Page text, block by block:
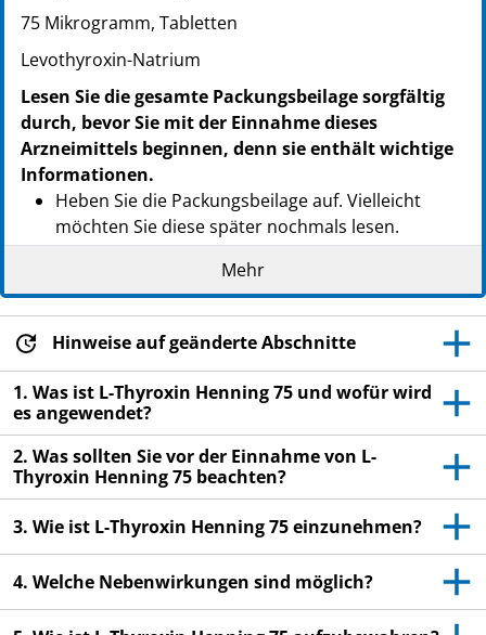
PPN: 110253274118
NTIN: 04150025327418
PZN: 00300423
PPN: 110030042331
NTIN: 04150003004232
75 Mikrogramm, Tabletten
Levothyroxin-Natrium
Lesen Sie die gesamte Packungsbeilage sorgfältig
durch, bevor Sie mit der Einnahme dieses
Arzneimittels beginnen, denn sie enthält wichtige
Informationen.
Heben Sie die Packungsbeilage auf. Vielleicht
möchten Sie diese später nochmals lesen.
Wenn Sie weitere Fragen haben, wenden Sie sich
an Ihren Arzt oder Apotheker.
verschrieben. Geben Sie es nicht an Dritte weiter.
Es kann anderen Menschen schaden, auch wenn
diese die gleichen Beschwerden haben wie Sie.
Wenn Sie Nebenwirkungen bemerken, wenden Sie
sich an Ihren Arzt oder Apotheker. Dies gilt auch
für Nebenwirkungen, die nicht in dieser
Packungsbeilage angegeben sind. Siehe Abschnitt
Mehr
Hinweise auf geänderte Abschnitte
1. Was ist L-Thyroxin Henning 75 und wofür wird
es angewendet?
2. Was sollten Sie vor der Einnahme von L-
Thyroxin Henning 75 beachten?
3. Wie ist L-Thyroxin Henning 75 einzunehmen?
4. Welche Nebenwirkungen sind möglich?